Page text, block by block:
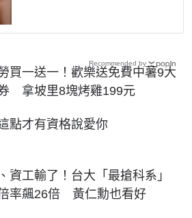
買一送一！歡樂送免費中薯9大
拿坡里8塊烤雞199元
點才有資格說愛你
資工輸了！台大「最搶科系」
率飆26倍 黃仁勳也看好
Recommended by